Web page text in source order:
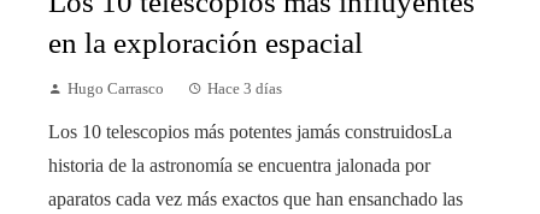
en la exploración espacial
Hugo Carrasco Hace 3 días
Los 10 telescopios más potentes jamás construidosLa
historia de la astronomía se encuentra jalonada por
aparatos cada vez más exactos que han ensanchado las